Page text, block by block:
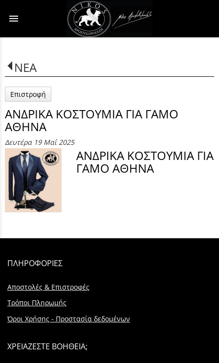
menu
ΝΕΑ
Επιστροφή
ΑΝΔΡΙΚΑ ΚΟΣΤΟΥΜΙΑ ΓΙΑ ΓΑΜΟ
ΑΘΗΝΑ
Δευτέρα 19 Μαΐ 2025
ΑΝΔΡΙΚΑ ΚΟΣΤΟΥΜΙΑ ΓΙΑ
ΓΑΜΟ ΑΘΗΝΑ
ΠΛΗΡΟΦΟΡΙΕΣ
Αποστολές & Επιστροφές
Τρόποι Πληρωμής
Όροι Χρήσης - Προστασία δεδομένων
ΧΡΕΙΑΖΕΣΤΕ ΒΟΗΘΕΙΑ;